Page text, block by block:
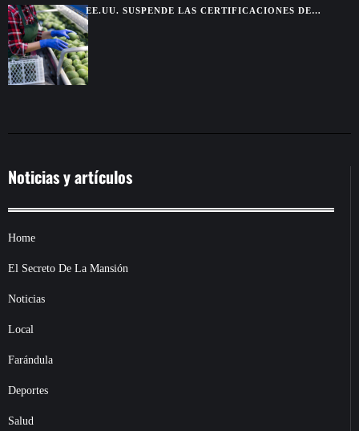
EE.UU. SUSPENDE LAS CERTIFICACIONES DE
AGUACATE EN MICHOACÁN POR UNA AMENAZA DE
SEGURIDAD
Noticias y artículos
Home
El Secreto De La Mansión
Noticias
Local
Farándula
Deportes
Salud